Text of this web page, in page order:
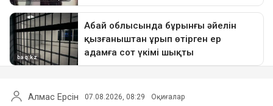
Алмас Ерсін 07.08.2026, 08:29 Оқиғалар